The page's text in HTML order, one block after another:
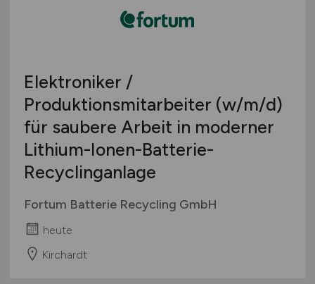
Elektroniker /
Produktionsmitarbeiter (w/m/d)
für saubere Arbeit in moderner
Lithium-Ionen-Batterie-
Recyclinganlage
Fortum Batterie Recycling GmbH
heute
Kirchardt